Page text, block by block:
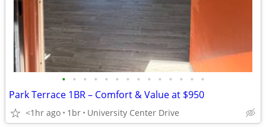
• • • • • • • • • • • • • •
Park Terrace 1BR – Comfort & Value at $950
<1hr ago 1br University Center Drive